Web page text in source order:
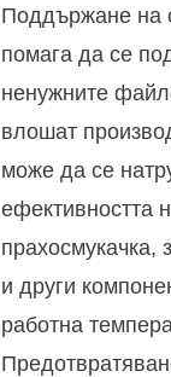
Поддържане на
помага да се
ненужните
влошат
може да се
ефективността
прахосмукачка,
и други
работна